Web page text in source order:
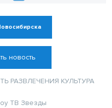
новость
РАЗВЛЕЧЕНИЯ КУЛЬТУРА
ТВ Звезды